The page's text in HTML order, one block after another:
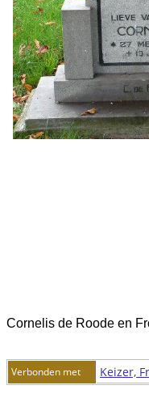
Cornelis de Roode en
Verbonden met Keizer,